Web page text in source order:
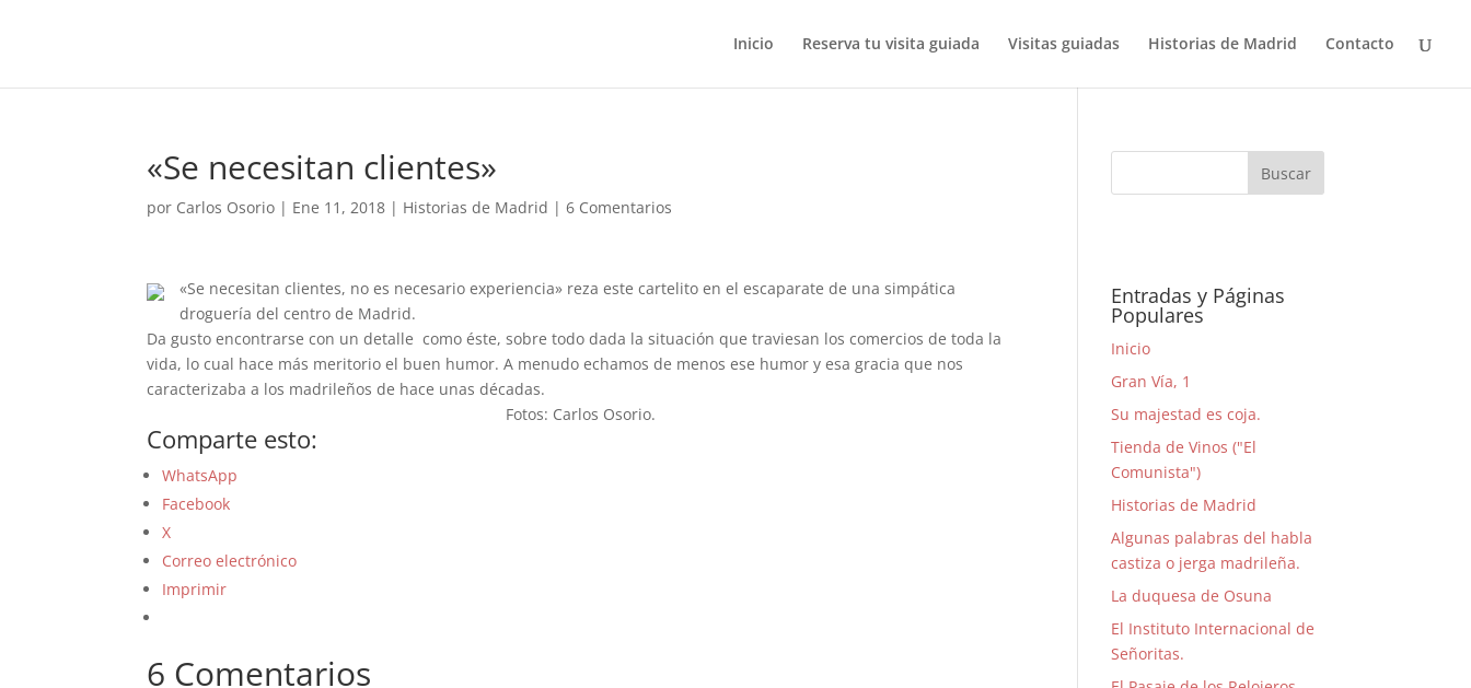
Inicio Reserva tu visita guiada Visitas guiadas Historias de Madrid Contacto
«Se necesitan clientes»
por Carlos Osorio | Ene 11, 2018 | Historias de Madrid |6 Comentarios
«Se necesitan clientes, no es necesario experiencia» reza este cartelito en el escaparate de una simpática
droguería del centro de Madrid.
Da gusto encontrarse con un detalle como éste, sobre todo dada la situación que traviesan los comercios de toda la
vida, lo cual hace más meritorio el buen humor. A menudo echamos de menos ese humor y esa gracia que nos
caracterizaba a los madrileños de hace unas décadas.
Fotos: Carlos Osorio.
Comparte esto:
WhatsApp
Facebook
X
Correo electrónico
Imprimir
6 Comentarios
Entradas y Páginas
Populares
Inicio
Gran Vía, 1
Su majestad es coja.
Tienda de Vinos ("El
Comunista")
Historias de Madrid
Algunas palabras del habla
castiza o jerga madrileña.
La duquesa de Osuna
El Instituto Internacional de
Señoritas.